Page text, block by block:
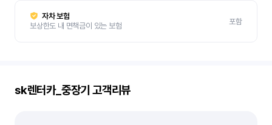
자차 보험
보상한도 내 면책금이 있는 보험
포함
sk렌터카_중장기 고객리뷰